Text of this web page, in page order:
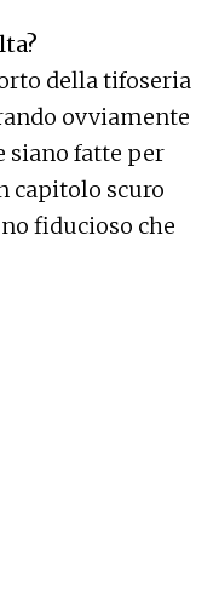
della tifoseria
ovviamente
siano fatte per
capitolo scuro
fiducioso che